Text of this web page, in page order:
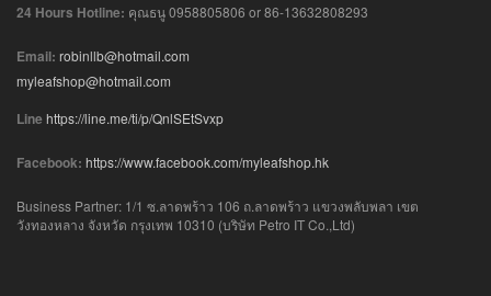
24 Hours Hotline: คุณธนู 0958805806 or 86-13632808293
Email: robinllb@hotmail.com
myleafshop@hotmail.com
Line https://line.me/ti/p/QnlSEtSvxp
Facebook: https://www.facebook.com/myleafshop.hk
Business Partner: 1/1 ซ.ลาดพร้าว 106 ถ.ลาดพร้าว แขวงพลับพลา เขต
วังทองหลาง จังหวัด กรุงเทพ 10310 (บริษัท Petro IT Co.,Ltd)